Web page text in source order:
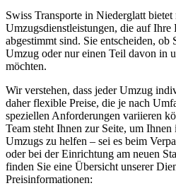
Swiss Transporte in Niederglatt bietet
Umzugsdienstleistungen, die auf Ihre
abgestimmt sind. Sie entscheiden, ob
Umzug oder nur einen Teil davon in
möchten.
Wir verstehen, dass jeder Umzug
daher flexible Preise, die je nach
speziellen Anforderungen variieren
Team steht Ihnen zur Seite, um Ihnen
Umzugs zu helfen – sei es beim
oder bei der Einrichtung am neuen
finden Sie eine Übersicht unserer
Preisinformationen: